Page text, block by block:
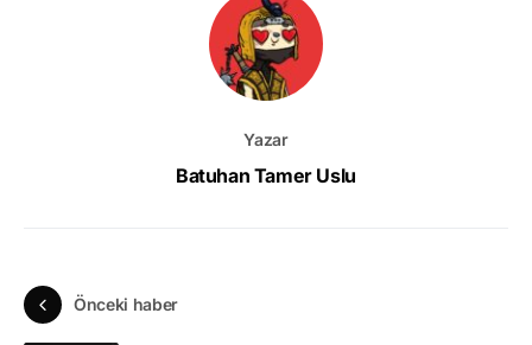
Yazar
Batuhan Tamer Uslu
Önceki haber